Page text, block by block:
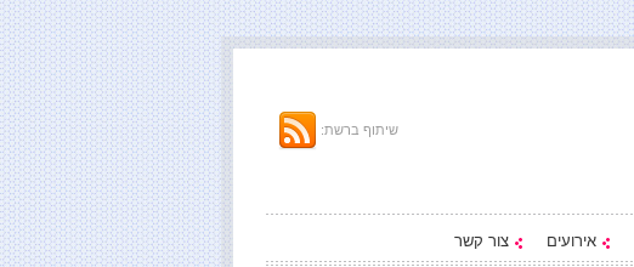
שיתוף ברשת:
אירועים צור קשר